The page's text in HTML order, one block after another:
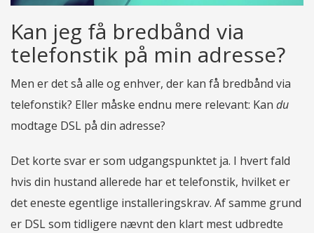
Kan jeg få bredbånd via
telefonstik på min adresse?
Men er det så alle og enhver, der kan få bredbånd via
telefonstik? Eller måske endnu mere relevant: Kan du
modtage DSL på din adresse?
Det korte svar er som udgangspunktet ja. I hvert fald
hvis din hustand allerede har et telefonstik, hvilket er
det eneste egentlige installeringskrav. Af samme grund
er DSL som tidligere nævnt den klart mest udbredte